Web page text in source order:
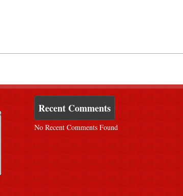
Recent Comments
No Recent Comments Found